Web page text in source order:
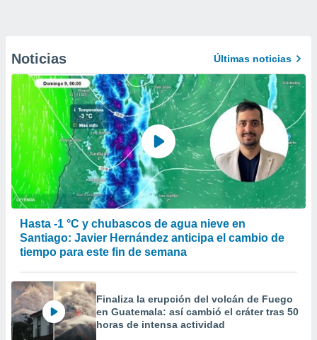
Noticias Últimas noticias
Hasta -1 °C y chubascos de agua nieve en
Santiago: Javier Hernández anticipa el cambio de
tiempo para este fin de semana
Finaliza la erupción del volcán de Fuego
en Guatemala: así cambió el cráter tras 50
horas de intensa actividad